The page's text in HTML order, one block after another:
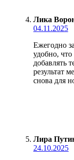
Лика
04.11.2025
Ежегодно
удобно,
добавлять
результат
снова для
Лира
24.10.2025